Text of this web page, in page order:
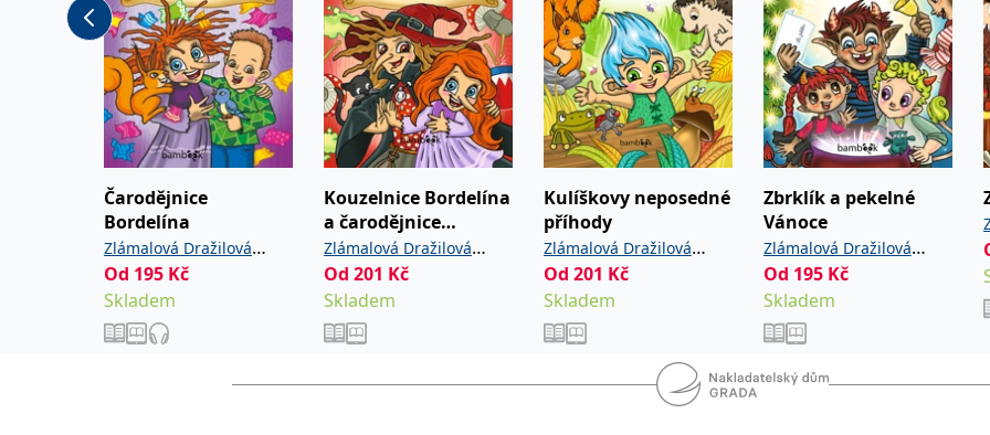
Čarodějnice
Bordelína
Zlámalová Dražilová
Sandra, Koželuhová
Marie
Od 195 Kč
Skladem
Kouzelnice Bordelína
a čarodějnice
Křiklavice
Zlámalová Dražilová
Sandra, Koželuhová
Marie
Od 201 Kč
Skladem
Kulíškovy neposedné
příhody
Zlámalová Dražilová
Sandra, Koželuhová
Marie
Od 201 Kč
Skladem
Zbrklík a pekelné
Vánoce
Zlámalová Dražilová
Sandra, Koželuhová
Marie
Od 195 Kč
Skladem